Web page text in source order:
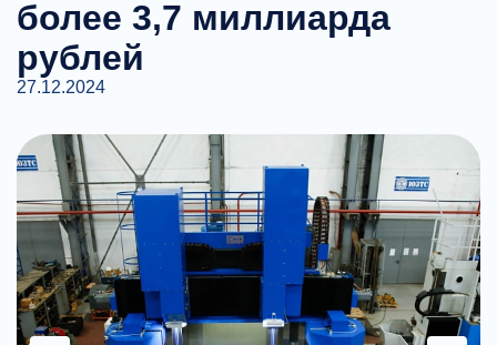
более 3,7 миллиарда
рублей
27.12.2024